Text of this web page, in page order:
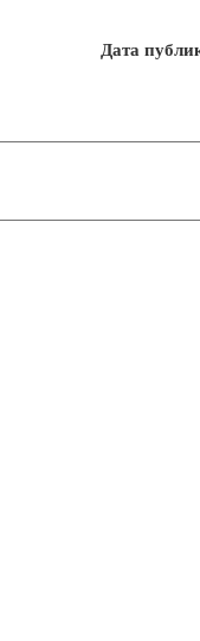
Дата